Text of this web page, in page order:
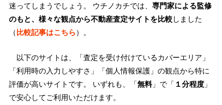
迷ってしまうでしょう。 ウチノカチでは、 専門家による監修
のもと、様々な観点から不動産査定サイトを比較しました
（比較記事はこちら）。
以下のサイトは、「査定を受け付けているカバーエリア」
「利用時の入力しやすさ」「個人情報保護」の観点から特に
評価が高いサイトです。 いずれも、「無料」で「 １分程度 」
で安心してご利用いただけます。